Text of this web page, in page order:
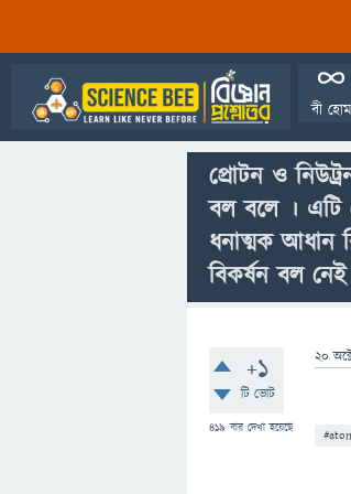
বী হোম
প্রোটন ও
বল বলে । এটি
ধনাত্মক আধান
বিকর্ষন বল
+1
টি ভোট
419 বার দেখা হয়েছে
20